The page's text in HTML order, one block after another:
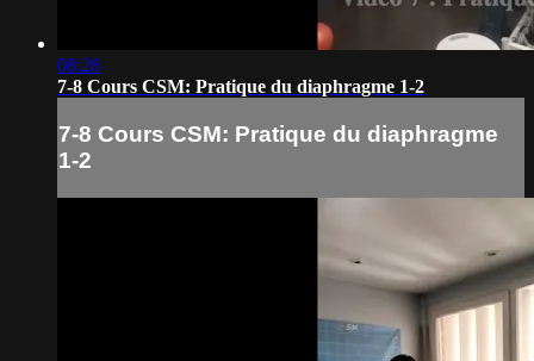
08:28
7-8 Cours CSM: Pratique du diaphragme 1-2
7-8 Cours CSM: Pratique du diaphragme
1-2